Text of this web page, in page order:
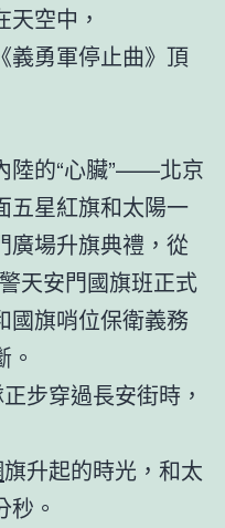
空中，
義勇軍停止曲》頂
陸的“心臟”——北京
五星紅旗和太陽一
廣場升旗典禮，從
天安門國旗班正式
國旗哨位保衛義務
穿過長安街時，
旗升起的時光，和太
。